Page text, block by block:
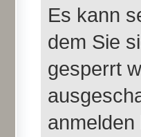
Es kann
dem Sie
gesperrt